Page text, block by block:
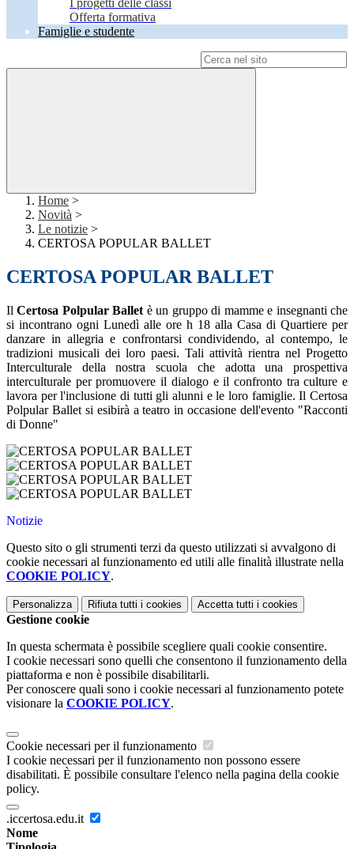
I progetti delle classi
Offerta formativa
Famiglie e studente
Home >
Novità >
Le notizie >
CERTOSA POPULAR BALLET
CERTOSA POPULAR BALLET
IlCertosa Polpular Ballet è un gruppo di mamme e insegnanti che
si incontrano ogni Lunedì alle ore h 18 alla Casa di Quartiere per
danzare in allegria e confrontarsi condividendo, al contempo, le
tradizioni musicali dei loro paesi. Tali attività rientra nel Progetto
Interculturale della nostra scuola che adotta una prospettiva
interculturale per promuovere il dialogo e il confronto tra culture e
lavora per l'inclusione di tutti gli alunni e le loro famiglie. Il Certosa
Polpular Ballet si esibirà a teatro in occasione dell'evento "Racconti
di Donne"
Notizie
Questo sito o gli strumenti terzi da questo utilizzati si avvalgono di
cookie necessari al funzionamento ed utili alle finalità illustrate nella
COOKIE POLICY.
Personalizza Rifiuta tutti i cookies Accetta tutti i cookies
Gestione cookie
In questa schermata è possibile scegliere quali cookie consentire.
I cookie necessari sono quelli che consentono il funzionamento della
piattaforma e non è possibile disabilitarli.
Per conoscere quali sono i cookie necessari al funzionamento potete
visionare la COOKIE POLICY.
Cookie necessari per il funzionamento
I cookie necessari per il funzionamento non possono essere
disabilitati. È possibile consultare l'elenco nella pagina della cookie
policy.
.iccertosa.edu.it
Nome